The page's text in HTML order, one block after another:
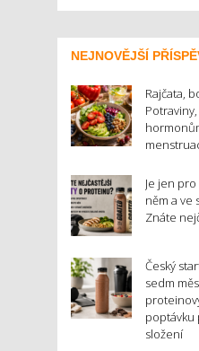
NEJNOVĚJŠÍ
Rajčata,
Je jen
něm a ve
Znáte
Český
sedm
poptávku
složení